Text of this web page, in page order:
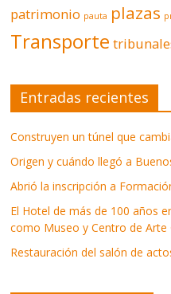
patrimonio pauta plazas
Transporte
Entradas recientes
Construyen un túnel que
Origen y cuándo llegó a
Abrió la inscripción a
El Hotel de más de 100 años
como Museo y Centro de
Restauración del salón de